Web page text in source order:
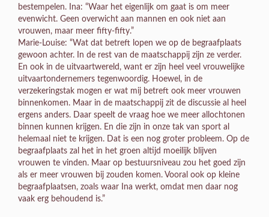
bestempelen. Ina: “Waar het eigenlijk om gaat is om meer
evenwicht. Geen overwicht aan mannen en ook niet aan
vrouwen, maar meer fifty-fifty.”
Marie-Louise: “Wat dat betreft lopen we op de begraafplaats
gewoon achter. In de rest van de maatschappij zijn ze verder.
En ook in de uitvaartwereld, want er zijn heel veel vrouwelijke
uitvaartondernemers tegenwoordig. Hoewel, in de
verzekeringstak mogen er wat mij betreft ook meer vrouwen
binnenkomen. Maar in de maatschappij zit de discussie al heel
ergens anders. Daar speelt de vraag hoe we meer allochtonen
binnen kunnen krijgen. En die zijn in onze tak van sport al
helemaal niet te krijgen. Dat is een nog groter probleem. Op de
begraafplaats zal het in het groen altijd moeilijk blijven
vrouwen te vinden. Maar op bestuursniveau zou het goed zijn
als er meer vrouwen bij zouden komen. Vooral ook op kleine
begraafplaatsen, zoals waar Ina werkt, omdat men daar nog
vaak erg behoudend is.”